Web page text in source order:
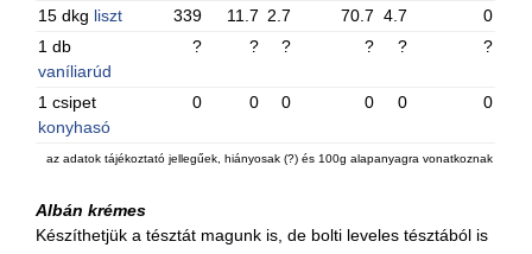
15 dkg liszt 339 11.7 2.7 70.7 4.7
0
1 db
vaníliarúd
? ? ? ? ? ?
1 csipet
konyhasó
0 0 0 0 0 0
az adatok tájékoztató jellegűek, hiányosak (?) és 100g alapanyagra vonatkoznak
Albán krémes
Készíthetjük a tésztát magunk is, de bolti leveles tésztából is